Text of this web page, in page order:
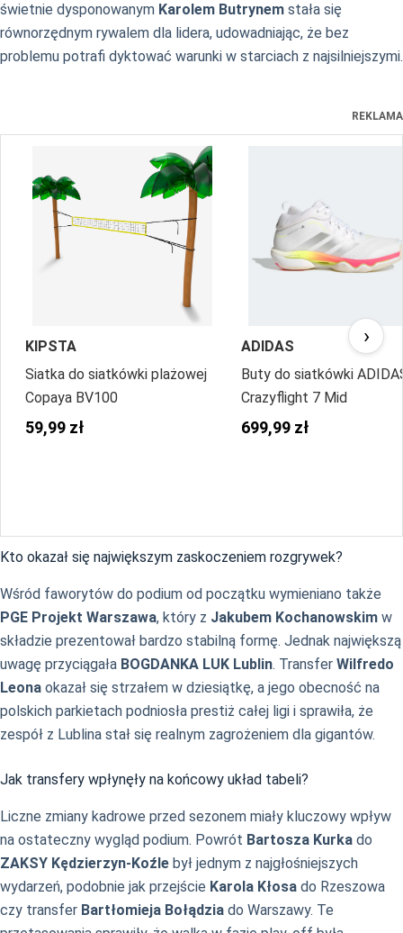
świetnie dysponowanym Karolem Butrynem stała się
równorzędnym rywalem dla lidera, udowadniając, że bez
problemu potrafi dyktować warunki w starciach z najsilniejszymi.
REKLAMA
KIPSTA
Siatka do siatkówki plażowej
Copaya BV100
59,99 zł
ADIDAS
Buty do siatkówki
Crazyflight 7 Mid
699,99 zł
›
Kto okazał się największym zaskoczeniem rozgrywek?
Wśród faworytów do podium od początku wymieniano także
PGE Projekt Warszawa, który z Jakubem Kochanowskim w
składzie prezentował bardzo stabilną formę. Jednak największą
uwagę przyciągała BOGDANKA LUK Lublin. Transfer Wilfredo
Leona okazał się strzałem w dziesiątkę, a jego obecność na
polskich parkietach podniosła prestiż całej ligi i sprawiła, że
zespół z Lublina stał się realnym zagrożeniem dla gigantów.
Jak transfery wpłynęły na końcowy układ tabeli?
Liczne zmiany kadrowe przed sezonem miały kluczowy wpływ
na ostateczny wygląd podium. Powrót Bartosza Kurka do
ZAKSY Kędzierzyn-Koźle był jednym z najgłośniejszych
wydarzeń, podobnie jak przejście Karola Kłosa do Rzeszowa
czy transfer Bartłomieja Bołądzia do Warszawy. Te